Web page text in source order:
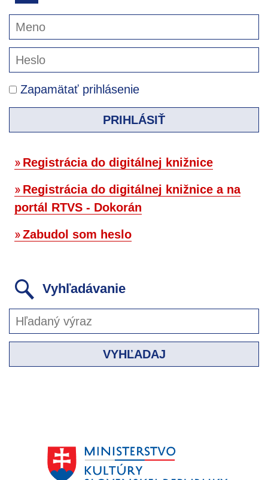
Zapamätať prihlásenie
PRIHLÁSIŤ
Registrácia do digitálnej knižnice
Registrácia do digitálnej knižnice a na
portál RTVS - Dokorán
Zabudol som heslo
Vyhľadávanie
VYHĽADAJ